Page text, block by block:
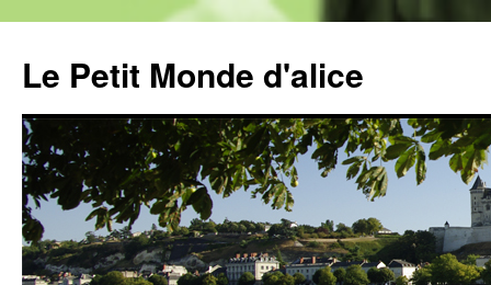
contenu
Le Petit Monde d'alice